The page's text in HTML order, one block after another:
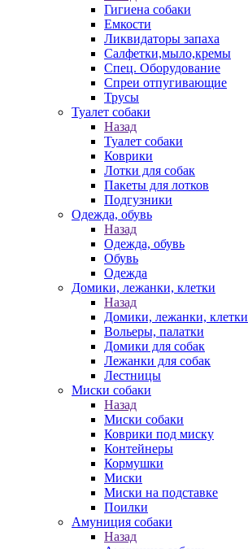
Гигиена собаки
Емкости
Ликвидаторы запаха
Салфетки,мыло,кремы
Спец. Оборудование
Спреи отпугивающие
Трусы
Туалет собаки
Назад
Туалет собаки
Коврики
Лотки для собак
Пакеты для лотков
Подгузники
Одежда, обувь
Назад
Одежда, обувь
Обувь
Одежда
Домики, лежанки, клетки
Назад
Домики, лежанки, клетки
Вольеры, палатки
Домики для собак
Лежанки для собак
Лестницы
Миски собаки
Назад
Миски собаки
Коврики под миску
Контейнеры
Кормушки
Миски
Миски на подставке
Поилки
Амуниция собаки
Назад